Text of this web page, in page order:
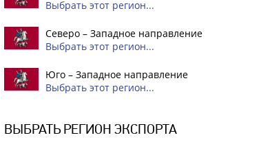
Выбрать этот регион...
Северо – Западное направление
Выбрать этот регион...
Юго – Западное направление
Выбрать этот регион...
ВЫБРАТЬ РЕГИОН ЭКСПОРТА